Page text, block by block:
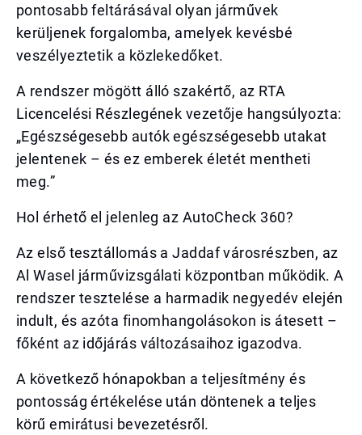
pontosabb feltárásával olyan járművek
kerüljenek forgalomba, amelyek kevésbé
veszélyeztetik a közlekedőket.
A rendszer mögött álló szakértő, az RTA
Licencelési Részlegének vezetője hangsúlyozta:
„Egészségesebb autók egészségesebb utakat
jelentenek – és ez emberek életét mentheti
meg.”
Hol érhető el jelenleg az AutoCheck 360?
Az első tesztállomás a Jaddaf városrészben, az
Al Wasel járművizsgálati központban működik. A
rendszer tesztelése a harmadik negyedév elején
indult, és azóta finomhangolásokon is átesett –
főként az időjárás változásaihoz igazodva.
A következő hónapokban a teljesítmény és
pontosság értékelése után döntenek a teljes
körű emirátusi bevezetésről.